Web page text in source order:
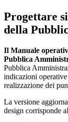
Progettare
della
Il Manuale
Pubblica
Pubblica
indicazioni
realizzazione dei
La versione
design corrisponde